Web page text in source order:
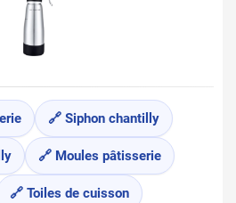
🔗 Siphon chantilly
🔗 Moules pâtisserie
🔗 Toiles de cuisson